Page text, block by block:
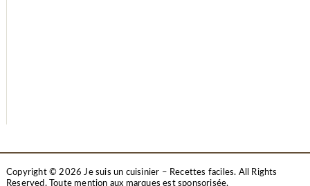
Copyright © 2026 Je suis un cuisinier – Recettes faciles. All Rights
Reserved.Toute mention aux marques est sponsorisée.